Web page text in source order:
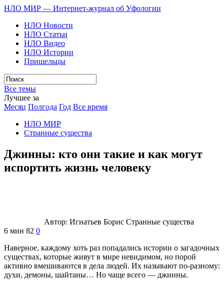
НЛО МИР — Интернет-журнал об Уфологии
НЛО Новости
НЛО Статьи
НЛО Видео
НЛО Истории
Пришельцы
Все темы
Лучшее за
Месяц Полгода Год Все время
НЛО МИР
Странные существа
Джинны: кто они такие и как могут
испортить жизнь человеку
Автор: Игнатьев Борис Странные существа
6 мин 82 0
Наверное, каждому хоть раз попадались истории о загадочных
существах, которые живут в мире невидимом, но порой
активно вмешиваются в дела людей. Их называют по-разному:
духи, демоны, шайтаны… Но чаще всего — джинны.